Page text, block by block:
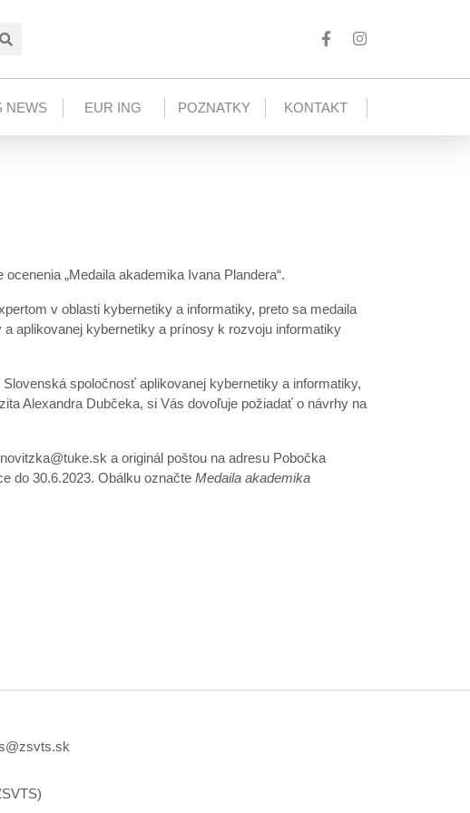
NEWS EUR ING POZNATKY KONTAKT
„Medaila akademika Ivana Plandera“.
v oblasti kybernetiky a informatiky, preto sa medaila
aplikovanej kybernetiky a prínosy k rozvoju informatiky
spoločnosť aplikovanej kybernetiky a informatiky,
Alexandra Dubčeka, si Vás dovoľuje požiadať o návrhy na
a originál poštou na adresu Pobočka
do 30.6.2023. Obálku označte Medaila akademika